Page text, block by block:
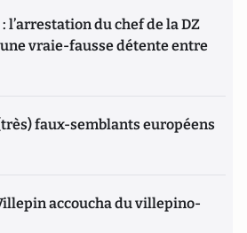
l’arrestation du chef de la DZ
vraie-fausse détente entre
faux-semblants européens
accoucha du villepino-